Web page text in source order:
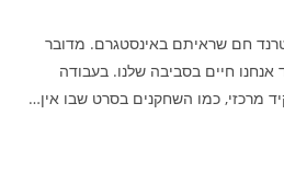
טרנד חם שראיתם באינסטגרם. מדובר
חיים בסביבה שלנו. בעבודה
מרכזי, כמו השחקנים בסרט שבו אין…